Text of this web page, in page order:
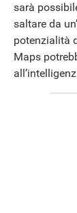
ANDROID
sarà
saltare da
potenzialità
Maps